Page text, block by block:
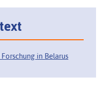
in Belarus